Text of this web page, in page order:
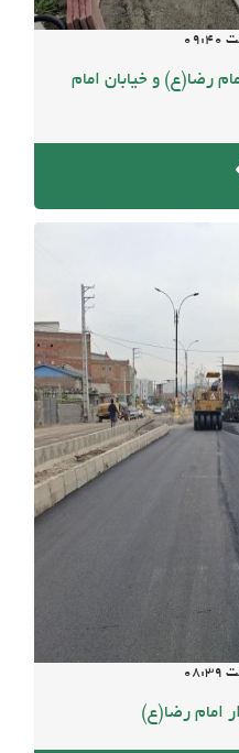
09:40
رضا(ع) و خیابان امام
08:39